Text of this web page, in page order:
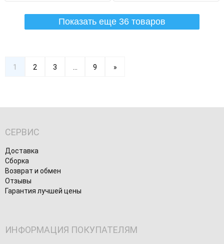
Показать еще 36 товаров
1 2 3 ... 9 »
СЕРВИС
Доставка
Сборка
Возврат и обмен
Отзывы
Гарантия лучшей цены
ИНФОРМАЦИЯ ПОКУПАТЕЛЯМ